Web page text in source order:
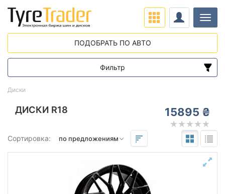
ДИСКИ R18 15895 ₴
Сортировка:
Диски
ПОДОБРАТЬ ПО АВТО
Фильтр
от
Подбор по параметрам